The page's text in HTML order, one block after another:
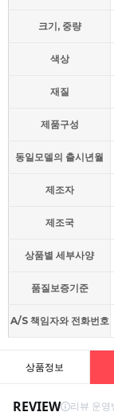
크기, 중량
색상
재질
제품구성
동일모델의 출시년월
제조자
제조국
상품별 세부사양
품질보증기준
A/S 책임자와 전화번호
상품정보